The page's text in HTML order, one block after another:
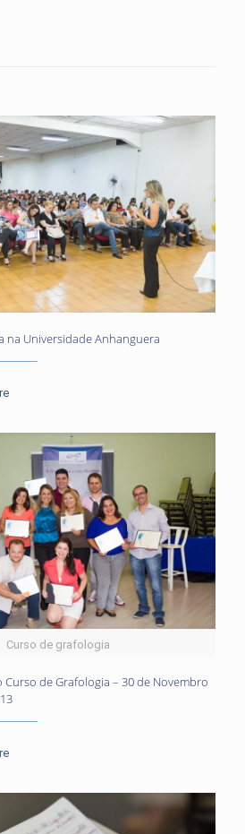
na Universidade Anhanguera
Curso de grafologia
de Grafologia – 30 de Novembro